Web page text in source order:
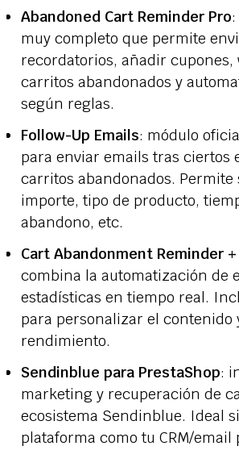
Abandoned Cart Reminder Pro
muy completo que permite
recordatorios, añadir cupones,
carritos abandonados y
según reglas.
Follow-Up Emails: módulo
para enviar emails tras ciertos
carritos abandonados.
importe, tipo de producto,
abandono, etc.
Cart Abandonment Reminder
combina la automatización de
estadísticas en tiempo real.
para personalizar el contenido
rendimiento.
Sendinblue para PrestaShop:
marketing y recuperación de
ecosistema Sendinblue. Ideal
plataforma como tu CRM/email